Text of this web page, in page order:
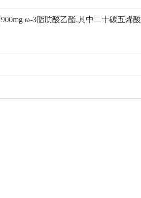
ω-3脂肪酸乙酯,其中二十碳五烯酸